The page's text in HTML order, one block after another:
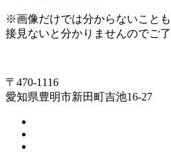
※画像だけでは分からないこと
接見ないと分かりませんのでご了
〒470-1116
愛知県豊明市新田町吉池16-27